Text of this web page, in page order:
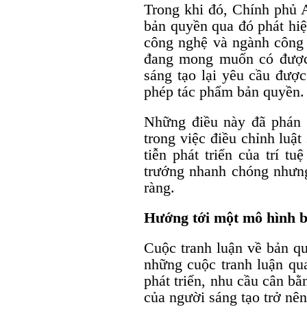
Trong khi đó, Chính phủ
bản quyền qua đó phát
công nghệ và ngành
đang mong muốn có
sáng tạo lại yêu cầu
phép tác phẩm bản quyền.
Những điều này đã
trong việc điều chỉnh
tiễn phát triển của trí
trướng nhanh chóng
ràng.
Hướng tới một mô hình
Cuộc tranh luận về bản
những cuộc tranh luận
phát triển, nhu cầu cân
của người sáng tạo trở